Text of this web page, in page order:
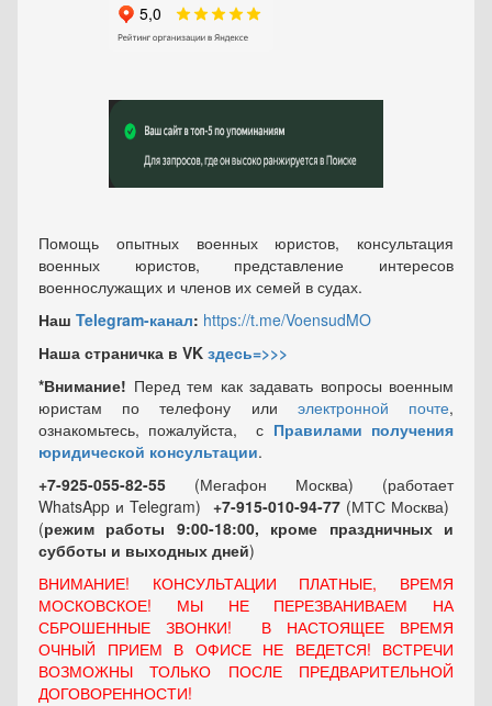
Помощь опытных военных юристов, консультация
военных юристов, представление интересов
военнослужащих и членов их семей в судах.
Наш Telegram-канал: https://t.me/VoensudMO
Наша страничка в VK здесь=>>>
*Внимание! Перед тем как задавать вопросы военным
юристам по телефону или электронной почте,
ознакомьтесь, пожалуйста, с Правилами получения
юридической консультации.
+7-925-055-82-55 (Мегафон Москва) (работает
WhatsApp и Telegram) +7-915-010-94-77 (МТС Москва)
(режим работы 9:00-18:00, кроме праздничных и
субботы и выходных дней)
ВНИМАНИЕ! КОНСУЛЬТАЦИИ ПЛАТНЫЕ, ВРЕМЯ
МОСКОВСКОЕ! МЫ НЕ ПЕРЕЗВАНИВАЕМ НА
СБРОШЕННЫЕ ЗВОНКИ! В НАСТОЯЩЕЕ ВРЕМЯ
ОЧНЫЙ ПРИЕМ В ОФИСЕ НЕ ВЕДЕТСЯ! ВСТРЕЧИ
ВОЗМОЖНЫ ТОЛЬКО ПОСЛЕ ПРЕДВАРИТЕЛЬНОЙ
ДОГОВОРЕННОСТИ!